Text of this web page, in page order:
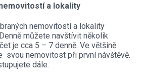
a lokality
nemovitostí a lokality
můžete navštívit několik
je cca 5 – 7 denně. Ve většině
svou nemovitost při první návštěvě.
dále.